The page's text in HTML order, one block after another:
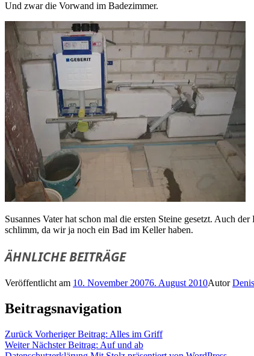
Und zwar die Vorwand im Badezimmer.
Susannes Vater hat schon mal die ersten Steine gesetzt. Auch
schlimm, da wir ja noch ein Bad im Keller haben.
ÄHNLICHE BEITRÄGE
Veröffentlicht am 10. November 20076. August 2010AutorDenis
Beitragsnavigation
Zurück Vorheriger Beitrag: Alles im Griff
Weiter Nächster Beitrag: Auf und ab